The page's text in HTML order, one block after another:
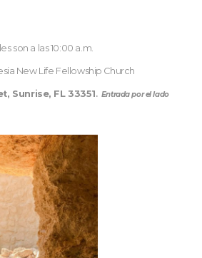
son a las 10:00 a.m.
New Life Fellowship Church
Sunrise, FL 33351. Entrada por el lado